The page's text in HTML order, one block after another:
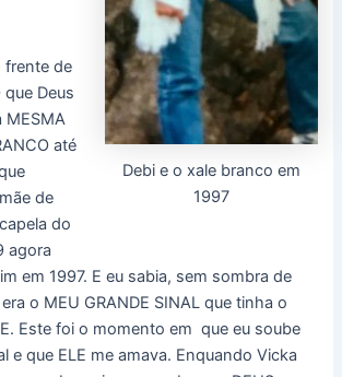
Debi e o xale branco em
1997
frente de
que Deus
MESMA
até
de
do
agora
em 1997. E eu sabia, sem sombra de
o MEU GRANDE SINAL que tinha o
Este foi o momento em que eu soube
e que ELE me amava. Enquando Vicka